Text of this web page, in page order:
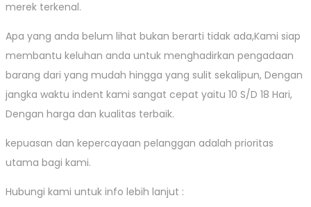
merek terkenal.
Apa yang anda belum lihat bukan berarti tidak ada,Kami siap
membantu keluhan anda untuk menghadirkan pengadaan
barang dari yang mudah hingga yang sulit sekalipun, Dengan
jangka waktu indent kami sangat cepat yaitu 10 S/D 18 Hari,
Dengan harga dan kualitas terbaik.
kepuasan dan kepercayaan pelanggan adalah prioritas
utama bagi kami.
Hubungi kami untuk info lebih lanjut :